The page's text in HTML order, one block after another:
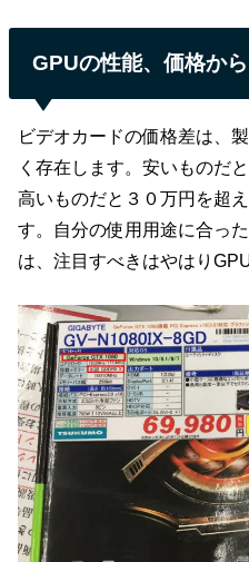
GPUの性能、価格か
ビデオカードの価格差は、
く存在します。安いものだ
高いものだと３０万円を超
す。自分の使用用途に合っ
は、注目すべきはやはり